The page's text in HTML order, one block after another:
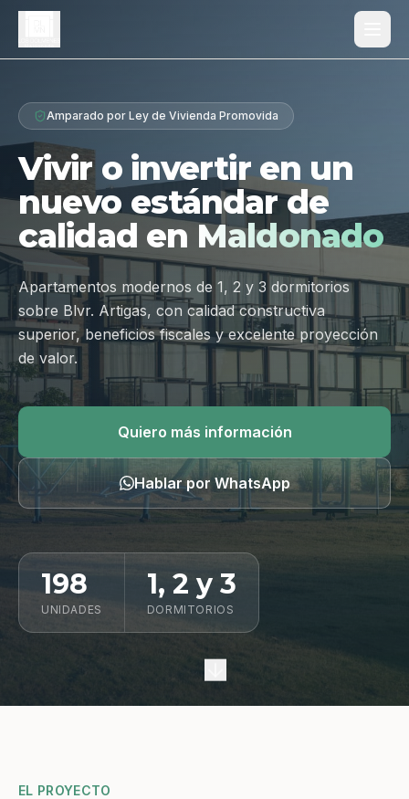
Proyecto
Diferenciales
Tipologías
Galería
Ubicación
Contacto
Hablar por WhatsApp
Amparado por Ley de Vivienda Promovida
Vivir o invertir en un
nuevo estándar de
calidad en Maldonado
Apartamentos modernos de 1, 2 y 3 dormitorios
sobre Blvr. Artigas, con calidad constructiva
superior, beneficios fiscales y excelente proyección
de valor.
Quiero más información
Hablar por WhatsApp
198
UNIDADES
1, 2 y 3
DORMITORIOS
EL PROYECTO